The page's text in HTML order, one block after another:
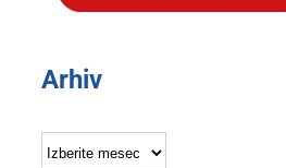
Arhiv
Arhiv